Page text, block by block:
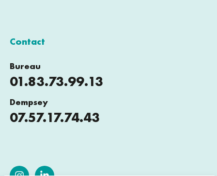
Contact
Bureau
01.83.73.99.13
Dempsey
07.57.17.74.43